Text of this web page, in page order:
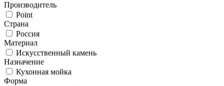
Производитель
Point
Страна
Россия
Материал
Искусственный камень
Назначение
Кухонная мойка
Форма